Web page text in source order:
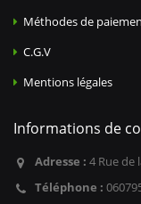
Méthodes de
C.G.V
Mentions légales
Informations de
Adresse : 4 Rue de
Téléphone :